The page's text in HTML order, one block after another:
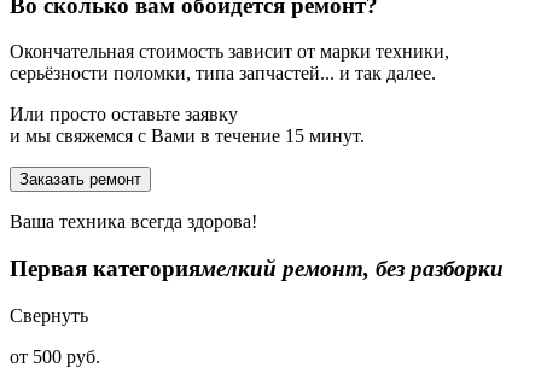
Окончательная стоимость зависит от марки техники,
серьёзности поломки, типа запчастей... и так далее.
Или просто оставьте заявку
и мы свяжемся с Вами в течение 15 минут.
Заказать ремонт
Ваша техника всегда здорова!
Первая категориямелкий ремонт, без разборки
Свернуть
от 500 руб.